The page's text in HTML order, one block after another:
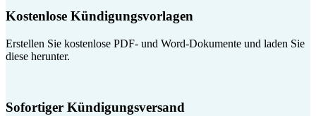
Kostenlose Kündigungsvorlagen
Erstellen Sie kostenlose PDF- und Word-Dokumente und laden Sie
diese herunter.
Sofortiger Kündigungsversand